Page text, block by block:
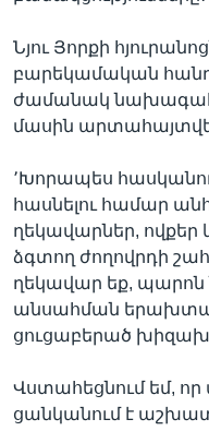
Լեզուներ
Նյու Յորքի
բարեկամական
ժամանակ նախագահ
մասին
՚Խորապես
հասնելու համար
ղեկավարներ, ովքեր
ձգտող ժողովրդի
ղեկավար եք,
անսահման
ցուցաբերած
Վստահեցնում եմ, որ
ցանկանում է